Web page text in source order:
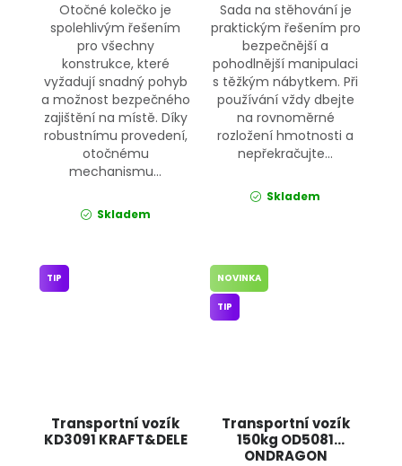
Otočné kolečko je
spolehlivým řešením
pro všechny
konstrukce, které
vyžadují snadný pohyb
a možnost bezpečného
zajištění na místě. Díky
robustnímu provedení,
otočnému
mechanismu...
Skladem
Sada na stěhování je
praktickým řešením pro
bezpečnější a
pohodlnější manipulaci
s těžkým nábytkem. Při
používání vždy dbejte
na rovnoměrné
rozložení hmotnosti a
nepřekračujte...
Skladem
Transportní vozík
KD3091 KRAFT&DELE
TIP
Transportní vozík
150kg OD5081
ONDRAGON
NOVINKA
TIP